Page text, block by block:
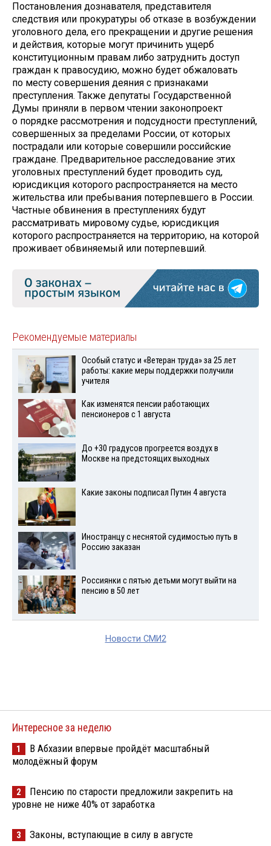
Постановления дознавателя, представителя
следствия или прокуратуры об отказе в возбуждении
уголовного дела, его прекращении и другие решения
и действия, которые могут причинить ущерб
конституционным правам либо затруднить доступ
граждан к правосудию, можно будет обжаловать
по месту совершения деяния с признаками
преступления. Также депутаты Государственной
Думы приняли в первом чтении законопроект
о порядке рассмотрения и подсудности преступлений,
совершенных за пределами России, от которых
пострадали или которые совершили российские
граждане. Предварительное расследование этих
уголовных преступлений будет проводить суд,
юрисдикция которого распространяется на место
жительства или пребывания потерпевшего в России.
Частные обвинения в преступлениях будут
рассматривать мировому судье, юрисдикция
которого распространяется на территорию, на которой
проживает обвиняемый или потерпевший.
Рекомендуемые материалы
Особый статус и «Ветеран труда» за 25 лет
работы: какие меры поддержки получили
учителя
Как изменятся пенсии работающих
пенсионеров с 1 августа
До +30 градусов прогреется воздух в
Москве на предстоящих выходных
Какие законы подписал Путин 4 августа
Иностранцу с неснятой судимостью путь в
Россию заказан
Россиянки с пятью детьми могут выйти на
пенсию в 50 лет
Новости СМИ2
Интересное за неделю
1
В Абхазии впервые пройдёт масштабный
молодёжный форум
2
Пенсию по старости предложили закрепить на
уровне не ниже 40% от заработка
3 Законы, вступающие в силу в августе